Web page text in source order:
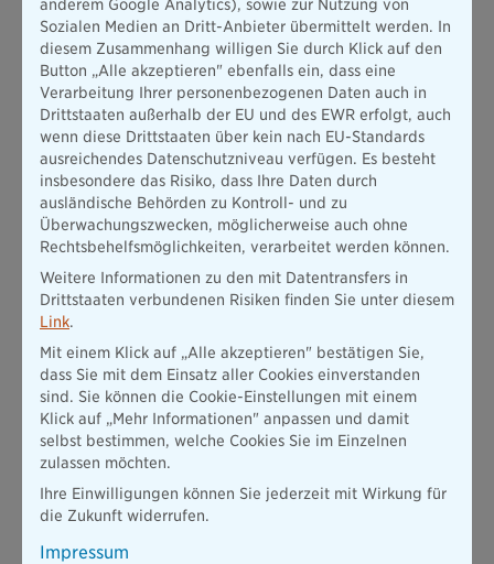
Mopedversicherung
Motorradversicherung
Notfall- und Unfall-Hilfe
Oldtimerversicherung
Pflegemonatsgeld
Pflegerentenversicherung
Pferdehaftpflicht
plusrente
PrimeHome-Police
Private Haftpflichtversicherung
anderem Google Analytics), sowie zur Nutzung von
Sozialen Medien an Dritt-Anbieter übermittelt werden. In
diesem Zusammenhang willigen Sie durch Klick auf den
Button „Alle akzeptieren" ebenfalls ein, dass eine
Verarbeitung Ihrer personenbezogenen Daten auch in
Drittstaaten außerhalb der EU und des EWR erfolgt, auch
wenn diese Drittstaaten über kein nach EU-Standards
ausreichendes Datenschutzniveau verfügen. Es besteht
insbesondere das Risiko, dass Ihre Daten durch
ausländische Behörden zu Kontroll- und zu
Überwachungszwecken, möglicherweise auch ohne
Rechtsbehelfsmöglichkeiten, verarbeitet werden können.
Weitere Informationen zu den mit Datentransfers in
Drittstaaten verbundenen Risiken finden Sie unter diesem
Link.
Mit einem Klick auf „Alle akzeptieren" bestätigen Sie,
dass Sie mit dem Einsatz aller Cookies einverstanden
sind. Sie können die Cookie-Einstellungen mit einem
Klick auf „Mehr Informationen" anpassen und damit
selbst bestimmen, welche Cookies Sie im Einzelnen
zulassen möchten.
Ihre Einwilligungen können Sie jederzeit mit Wirkung für
die Zukunft widerrufen.
Impressum